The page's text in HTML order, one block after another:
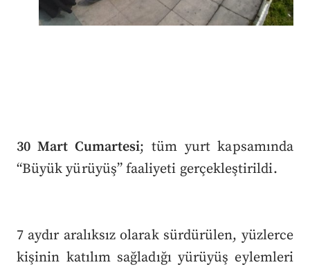
30 Mart Cumartesi; tüm yurt kapsamında
“Büyük yürüyüş” faaliyeti gerçekleştirildi.
7 aydır aralıksız olarak sürdürülen, yüzlerce
kişinin katılım sağladığı yürüyüş eylemleri